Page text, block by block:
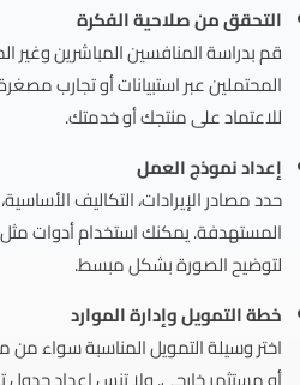
التحقق من صلاحية الفكرة
قم بدراسة المنافسين المباشرين وغير
المحتملين عبر استبيانات أو تجارب
للاعتماد على منتجك أو خدمتك.
إعداد نموذج العمل
حدد مصادر الإيرادات، التكاليف
لتوضيح الصورة بشكل مبسط.
خطة التمويل وإدارة الموارد
اختر وسيلة التمويل المناسبة سواء